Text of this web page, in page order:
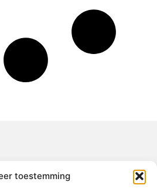
toestemming
en tips uit het dagelijks leven.
blogs en artikelen die je helpen